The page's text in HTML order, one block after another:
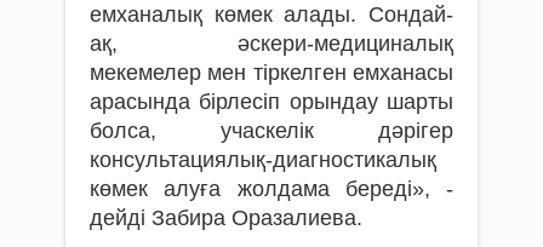
емханалық көмек алады. Сондай-
ақ, әскери-медициналық
мекемелер мен тіркелген емханасы
арасында бірлесіп орындау шарты
болса, учаскелік дәрігер
консультациялық-диагностикалық
көмек алуға жолдама береді», -
дейді Забира Оразалиева.